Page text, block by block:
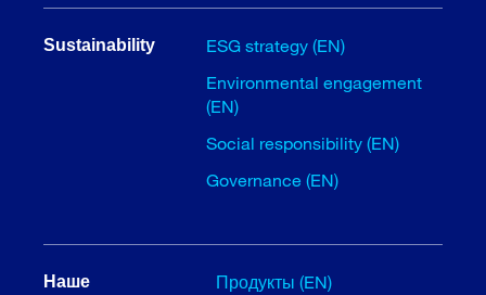
Sustainability
ESG strategy (EN)
Environmental engagement
(EN)
Social responsibility (EN)
Governance (EN)
Наше
Продукты (EN)